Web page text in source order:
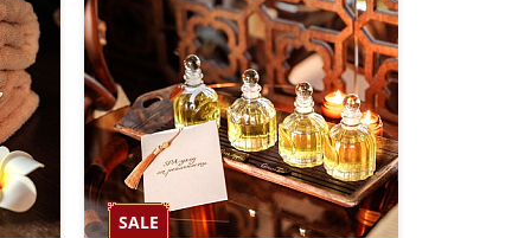
SALE